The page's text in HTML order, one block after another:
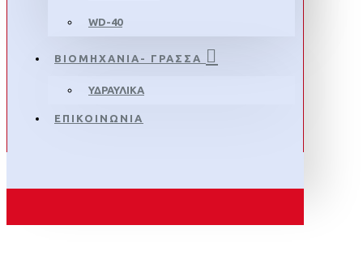
WD-40
ΒΙΟΜΗΧΑΝΙΑ- ΓΡΑΣΣΑ
ΥΔΡΑΥΛΙΚΑ
ΕΠΙΚΟΙΝΩΝΙΑ